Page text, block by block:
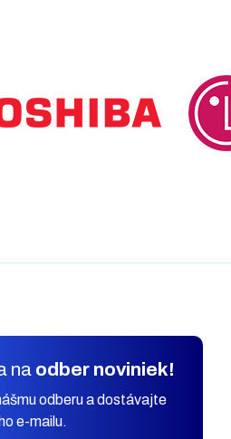
na odber noviniek!
odberu a dostávajte
e-mailu.